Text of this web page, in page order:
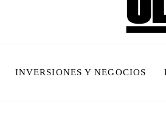
INVERSIONES Y NEGOCIOS